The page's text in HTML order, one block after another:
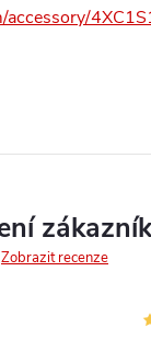
accessory/
Zobrazit recenze